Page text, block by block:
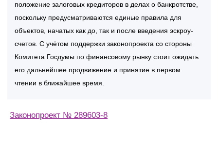
положение залоговых кредиторов в делах о банкротстве,
поскольку предусматриваются единые правила для
объектов, начатых как до, так и после введения эскроу-
счетов. С учётом поддержки законопроекта со стороны
Комитета Госдумы по финансовому рынку стоит ожидать
его дальнейшее продвижение и принятие в первом
чтении в ближайшее время.
Законопроект № 289603-8